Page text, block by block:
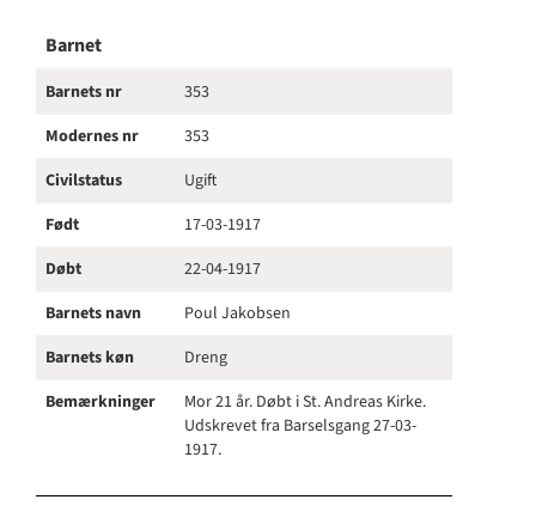
Barnet
Barnets nr
353
Modernes nr
353
Civilstatus
Ugift
Født
17-03-1917
Døbt
22-04-1917
Barnets navn
Poul Jakobsen
Barnets køn
Dreng
Bemærkninger
Mor 21 år. Døbt i St. Andreas Kirke.
Udskrevet fra Barselsgang 27-03-
1917.